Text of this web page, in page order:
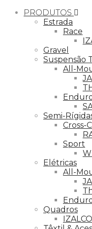
PRODUTOS
Estrada
Race
Gravel
Suspensão
All-
Semi-
Cross-
Sport
Elétricas
All-
Quadros